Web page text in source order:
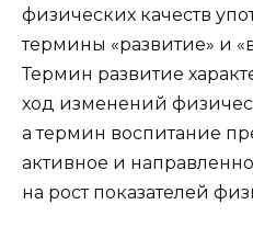
физических качеств
термины «развитие» и
Термин развитие
ход изменений
а термин воспитание
активное и
на рост показателей